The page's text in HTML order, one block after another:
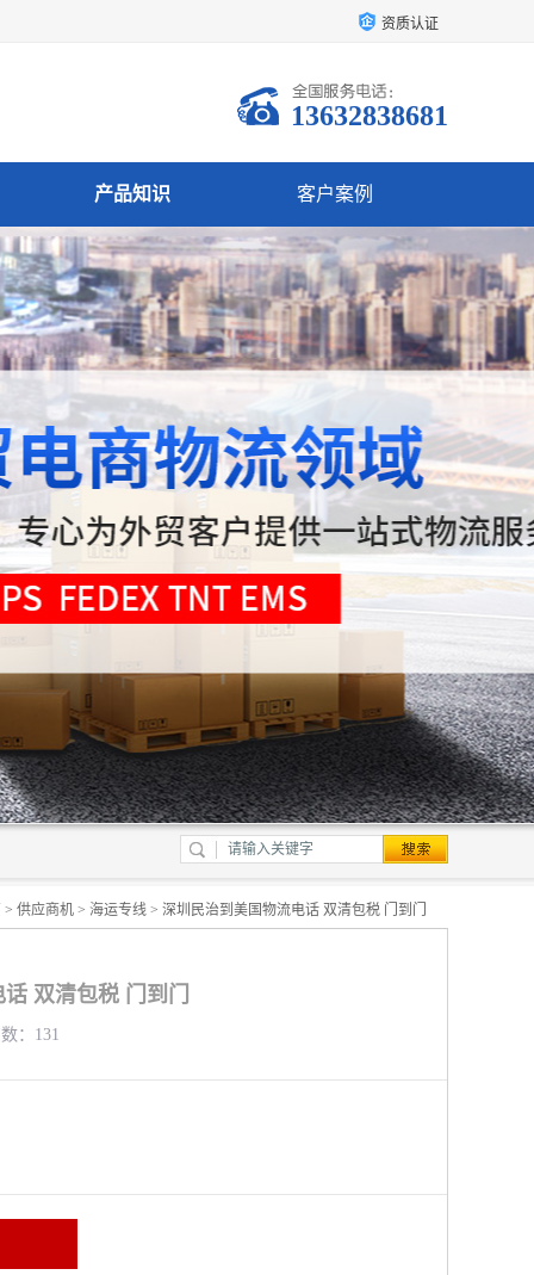
资质认证
13632838681
产品知识 客户案例
> 供应商机 > 海运专线 > 深圳民治到美国物流电话 双清包税 门到门
双清包税 门到门
：131